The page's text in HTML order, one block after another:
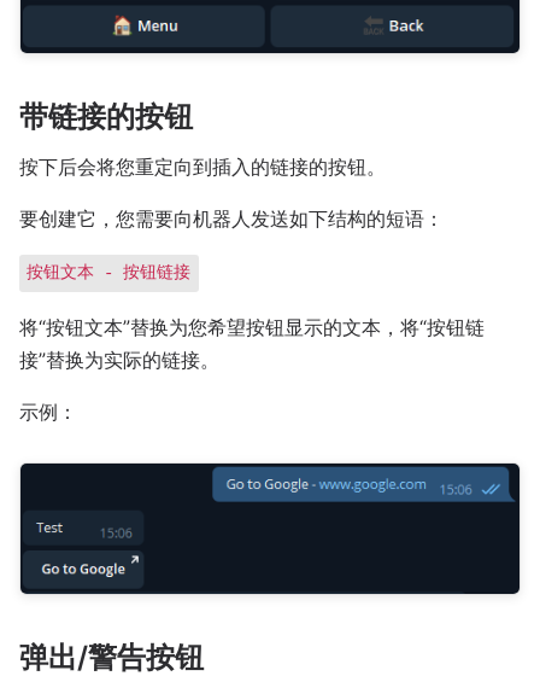
带链接的按钮
按下后会将您重定向到插入的链接的按钮。
要创建它，您需要向机器人发送如下结构的短语：
按钮文本 - 按钮链接
将“按钮文本”替换为您希望按钮显示的文本，将“按钮链
接”替换为实际的链接。
示例：
弹出/警告按钮